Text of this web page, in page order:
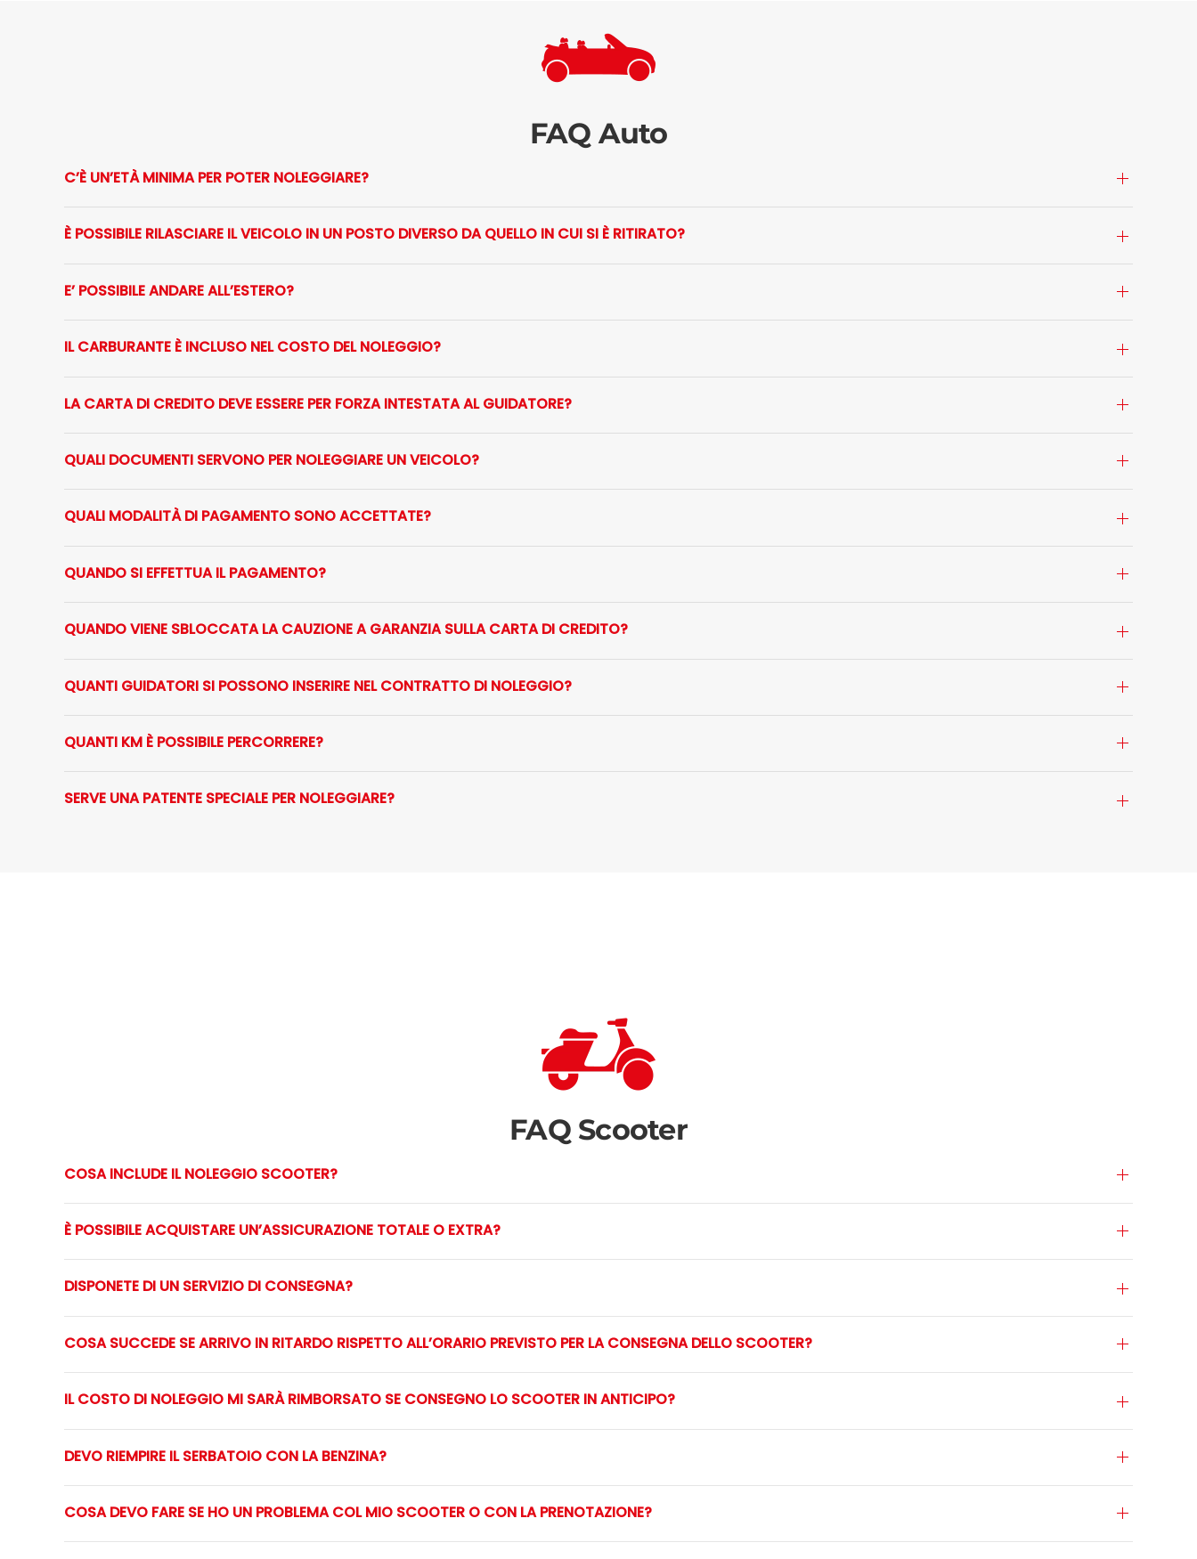
FAQ Auto
C’È UN’ETÀ MINIMA PER POTER NOLEGGIARE?
È POSSIBILE RILASCIARE IL VEICOLO IN UN POSTO DIVERSO DA QUELLO IN CUI SI È RITIRATO?
E’ POSSIBILE ANDARE ALL’ESTERO?
IL CARBURANTE È INCLUSO NEL COSTO DEL NOLEGGIO?
LA CARTA DI CREDITO DEVE ESSERE PER FORZA INTESTATA AL GUIDATORE?
QUALI DOCUMENTI SERVONO PER NOLEGGIARE UN VEICOLO?
QUALI MODALITÀ DI PAGAMENTO SONO ACCETTATE?
QUANDO SI EFFETTUA IL PAGAMENTO?
QUANDO VIENE SBLOCCATA LA CAUZIONE A GARANZIA SULLA CARTA DI CREDITO?
QUANTI GUIDATORI SI POSSONO INSERIRE NEL CONTRATTO DI NOLEGGIO?
QUANTI KM È POSSIBILE PERCORRERE?
SERVE UNA PATENTE SPECIALE PER NOLEGGIARE?
FAQ Scooter
COSA INCLUDE IL NOLEGGIO SCOOTER?
È POSSIBILE ACQUISTARE UN’ASSICURAZIONE TOTALE O EXTRA?
DISPONETE DI UN SERVIZIO DI CONSEGNA?
COSA SUCCEDE SE ARRIVO IN RITARDO RISPETTO ALL’ORARIO PREVISTO PER LA CONSEGNA DELLO SCOOTER?
IL COSTO DI NOLEGGIO MI SARÀ RIMBORSATO SE CONSEGNO LO SCOOTER IN ANTICIPO?
DEVO RIEMPIRE IL SERBATOIO CON LA BENZINA?
COSA DEVO FARE SE HO UN PROBLEMA COL MIO SCOOTER O CON LA PRENOTAZIONE?